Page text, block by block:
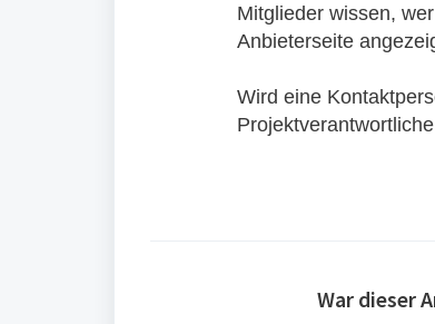
Mitglieder wissen,
Anbieterseite
Wird eine
War dieser